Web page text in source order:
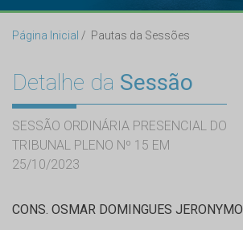
Página Inicial Pautas da Sessões
Detalhe da Sessão
SESSÃO ORDINÁRIA PRESENCIAL DO
TRIBUNAL PLENO Nº 15 EM
25/10/2023
CONS. OSMAR DOMINGUES JERONYMO